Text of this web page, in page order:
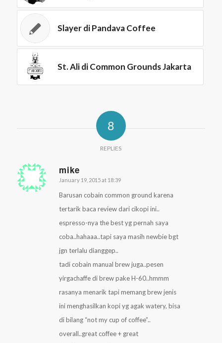
Slayer di Pandava Coffee
St. Ali di Common Grounds Jakarta
8
REPLIES
mike
says:
January 19, 2015 at 18:39
Barusan cobain common ground karena
tertarik baca review dari cikopi ini..
espresso-nya the best yg pernah saya
coba..hahaaa..tapi saya masih newbie bgt
jgn terlalu dianggep..
tadi cobain manual brew juga..pesen
yirgachaffe di brew pake H-60..hmmm
rasanya menarik tapi memang brew jenis
ini menghasilkan kopi yg agak watery, bisa
di bilang “not my cup of coffee”..
overall..great coffee + great